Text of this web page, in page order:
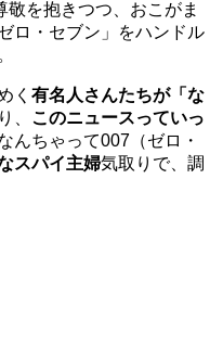
を抱きつつ、おこがま
ロ・セブン」をハンドル
く 有名人さんたちが「な
、 このニュースっていっ
んちゃって007（ゼロ・
スパイ主婦気取りで、調